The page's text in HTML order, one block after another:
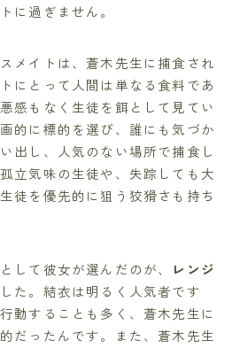
に過ぎません。
メイトは、蒼木先生に捕食され
にとって人間は単なる食料であ
感もなく生徒を餌として見てい
的に標的を選び、誰にも気づか
出し、人気のない場所で捕食し
立気味の生徒や、失踪しても大
徒を優先的に狙う狡猾さも持ち
して彼女が選んだのが、
レンジ
た。結衣は明るく人気者です
動することも多く、蒼木先生に
だったんです。また、蒼木先生